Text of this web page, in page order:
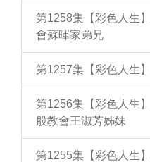
第1258集【彩色人生
會蘇暉家弟兄
第1257集【彩色人生
第1256集【彩色人生
股教會王淑芳姊妹
第1255集【彩色人生